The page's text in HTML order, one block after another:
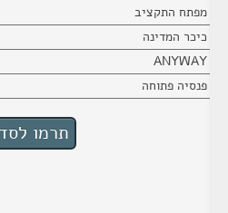
מפתח התקציב
כיכר המדינה
ANYWAY
פנסיה פתוחה